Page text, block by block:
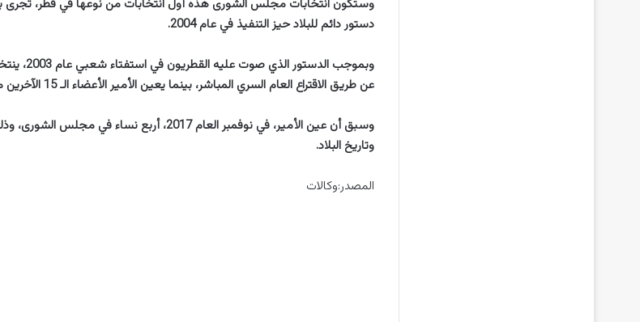
دستور دائم للبلاد حيز التنفيذ في عام 2004.
عن طريق الاقتراع العام السري المباشر، بينما يعين الأمير الأعضاء الـ 15 الآخرين من الوزراء أو غيرهم.
وسبق أن عين الأمير، في نوفمبر العام 2017، أربع
وتاريخ البلاد.
المصدر:وكالات